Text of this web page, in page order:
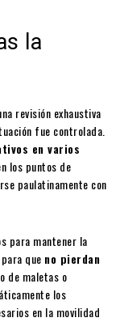
la
revisión exhaustiva
fue controlada.
en varios
los puntos de
paulatinamente con
para mantener la
que no pierdan
de maletas o
los
en la movilidad